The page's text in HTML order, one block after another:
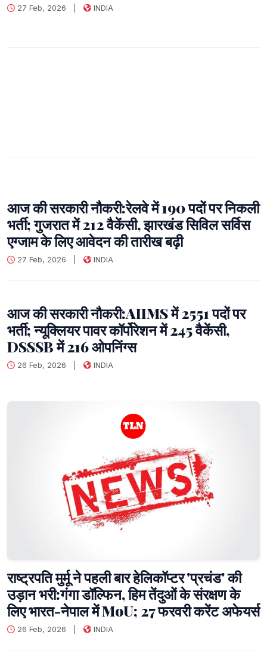
27 Feb, 2026 INDIA
आज की सरकारी नौकरी:रेलवे में 190 पदों पर निकली
भर्ती; गुजरात में 212 वैकेंसी, झारखंड सिविल सर्विस
एग्जाम के लिए आवेदन की तारीख बढ़ी
27 Feb, 2026 INDIA
आज की सरकारी नौकरी:AIIMS में 2551 पदों पर
भर्ती; न्यूक्लियर पावर कॉर्पोरेशन में 245 वैकेंसी,
DSSSB में 216 ओपनिंग्स
26 Feb, 2026 INDIA
राष्‍ट्रपति मुर्मू ने पहली बार हेलिकॉप्टर 'प्रचंड' की
उड़ान भरी:गंगा डॉल्‍फिन, हिम तेंदुओं के संरक्षण के
लिए भारत-नेपाल में MoU; 27 फरवरी करेंट अफेयर्स
26 Feb, 2026 INDIA